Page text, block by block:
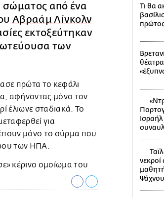
σώματος από ένα
Αβραάμ Λίνκολν
εκτοξεύτηκαν
των
πρώτα το κεφάλι
αφήνοντας μόνο τον
έλιωνε σταδιακά. Το
για
μόνο το σύρμα που
των ΗΠΑ.
Τι θα